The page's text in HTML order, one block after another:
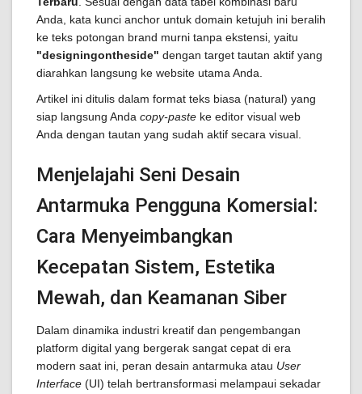
Anda, kata kunci anchor untuk domain ketujuh ini beralih
ke teks potongan brand murni tanpa ekstensi, yaitu
"designingontheside" dengan target tautan aktif yang
diarahkan langsung ke website utama Anda.
Artikel ini ditulis dalam format teks biasa (natural) yang
siap langsung Anda copy-paste ke editor visual web
Anda dengan tautan yang sudah aktif secara visual.
Menjelajahi Seni Desain
Antarmuka Pengguna Komersial:
Cara Menyeimbangkan
Kecepatan Sistem, Estetika
Mewah, dan Keamanan Siber
Dalam dinamika industri kreatif dan pengembangan
platform digital yang bergerak sangat cepat di era
modern saat ini, peran desain antarmuka atau User
Interface (UI) telah bertransformasi melampaui sekadar